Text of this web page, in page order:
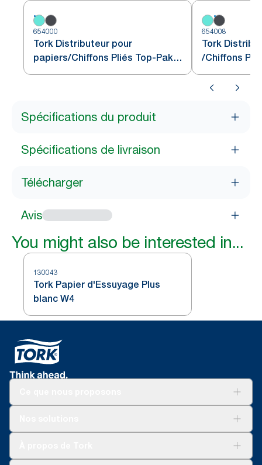
654000
Tork Distributeur pour
papiers/Chiffons Pliés Top-Pak
blanc et turquoise W4
654008
Tork
/Chiffons
noir W4
Spécifications du produit
Spécifications de livraison
Télécharger
Avis
You might also be interested in...
130043
Tork Papier d'Essuyage Plus
blanc W4